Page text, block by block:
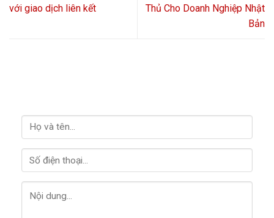
với giao dịch liên kết
Thủ Cho Doanh Nghiệp Nhật
Bản